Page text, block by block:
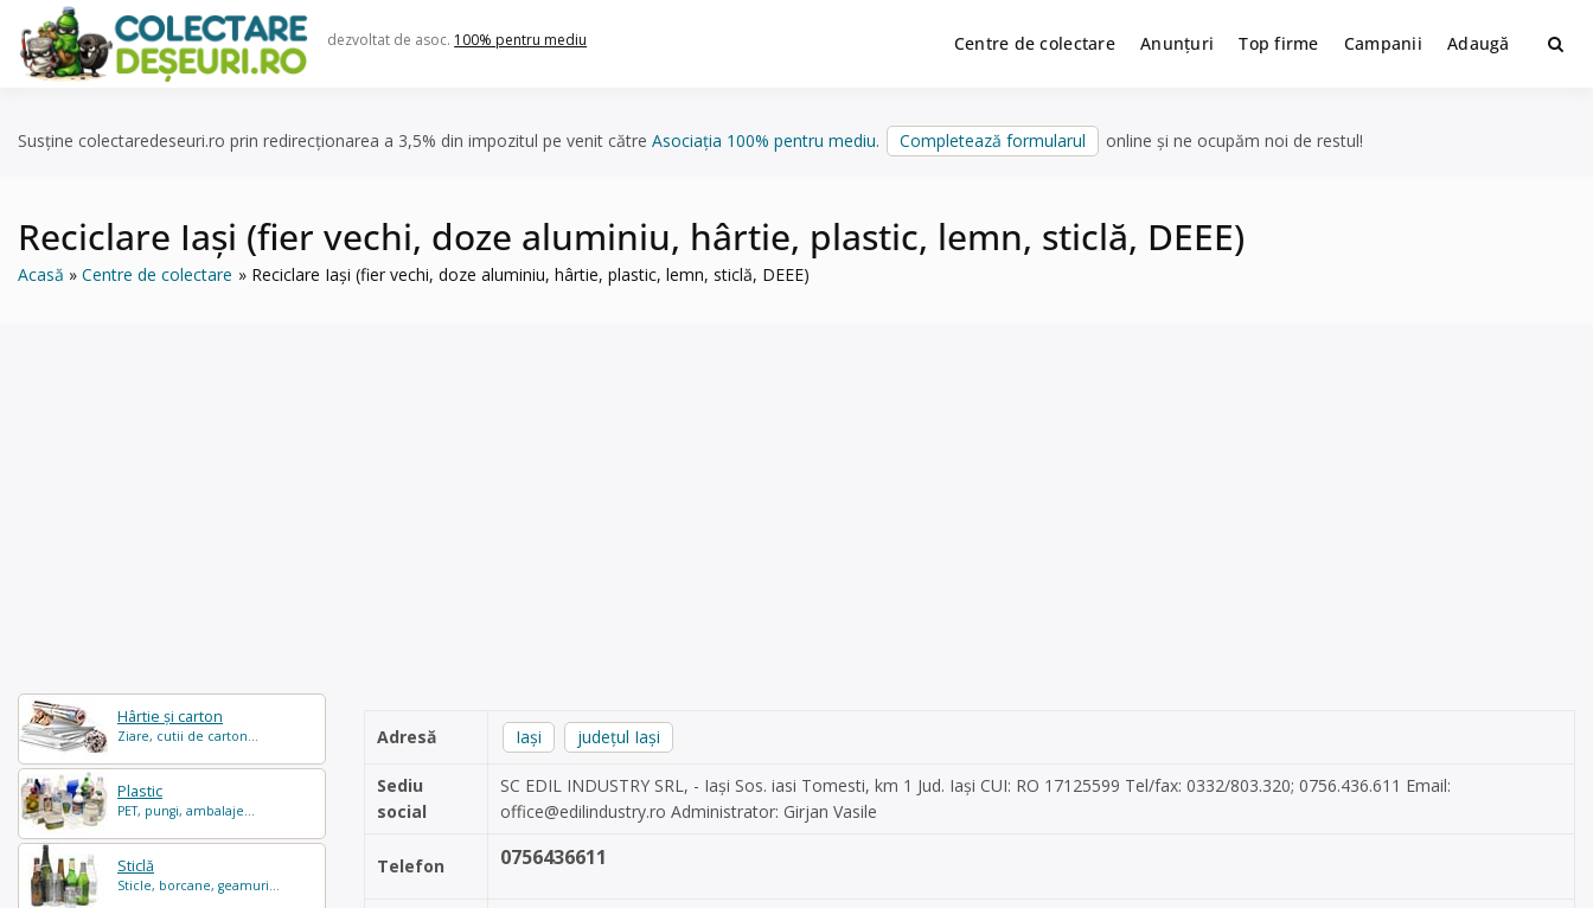
content
dezvoltat de asoc. 100% pentru mediu Centre de colectare Anunțuri Top firme Campanii Adaugă
Susține colectaredeseuri.ro prin redirecționarea a 3,5% din impozitul pe venit către Asociația 100% pentru mediu. Completează formularul online și ne ocupăm noi de restul!
Reciclare Iași (fier vechi, doze aluminiu, hârtie, plastic, lemn, sticlă, DEEE)
Acasă Centre de colectare Reciclare Iași (fier vechi, doze aluminiu, hârtie, plastic, lemn, sticlă, DEEE)
Hârtie și carton
Ziare, cutii de carton...
Plastic
PET, pungi, ambalaje...
Sticlă
Sticle, borcane, geamuri...
Adresă Iași județul Iași
Sediu
social
SC EDIL INDUSTRY SRL, - Iași Sos. iasi Tomesti, km 1 Jud. Iași CUI: RO 17125599 Tel/fax: 0332/803.320; 0756.436.611 Email:
office@edilindustry.ro Administrator: Girjan Vasile
Telefon 0756436611